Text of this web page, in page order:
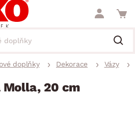
doplňky Dekorace Vázy
Molla, 20 cm